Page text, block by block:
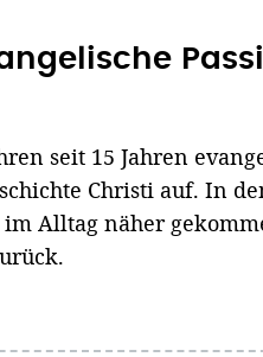
seit 15 Jahren
Christi auf. In
Alltag näher